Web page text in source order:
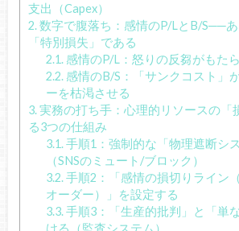
支出（Capex）
2.数字で腹落ち：感情のP/LとB/S──
「特別損失」である
2.1.感情のP/L：怒りの反芻がもた
2.2.感情のB/S：「サンクコスト」
ーを枯渇させる
3.実務の打ち手：心理的リソースの「
る3つの仕組み
3.1.手順1：強制的な「物理遮断シ
（SNSのミュート/ブロック）
3.2.手順2：「感情の損切りライン
オーダー）」を設定する
3.3.手順3：「生産的批判」と「単
ける（監査システム）